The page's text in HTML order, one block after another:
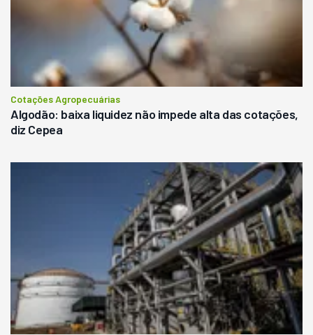
Cotações Agropecuárias
Algodão: baixa liquidez não impede alta das cotações,
diz Cepea